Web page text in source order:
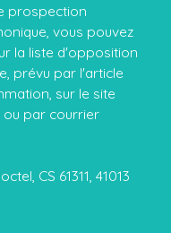
prospection
vous pouvez
la liste d'opposition
prévu par l'article
sur le site
par courrier
CS 61311, 41013